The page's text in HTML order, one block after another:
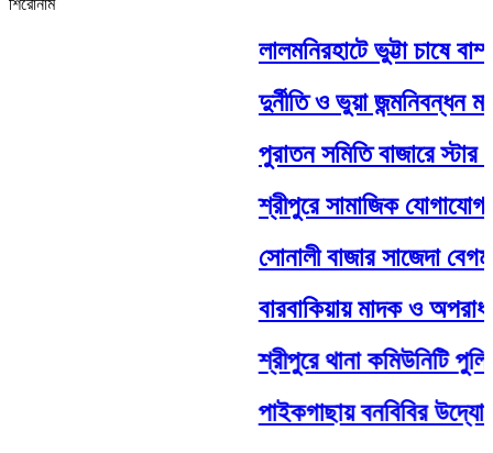
শিরোনাম
লালমনিরহাটে ভুট্টা চাষে
দুর্নীতি ও ভুয়া জন্মনিবন্ধন
পুরাতন সমিতি বাজারে স্টার
শ্রীপুরে সামাজিক
সোনালী বাজার সাজেদা বেগম
বারবাকিয়ায় মাদক ও অপরাধ
শ্রীপুরে থানা কমিউনিটি
পাইকগাছায় বনবিবির